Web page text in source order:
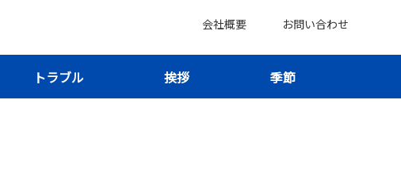
会社概要 お問い合わせ
トラブル 挨拶 季節